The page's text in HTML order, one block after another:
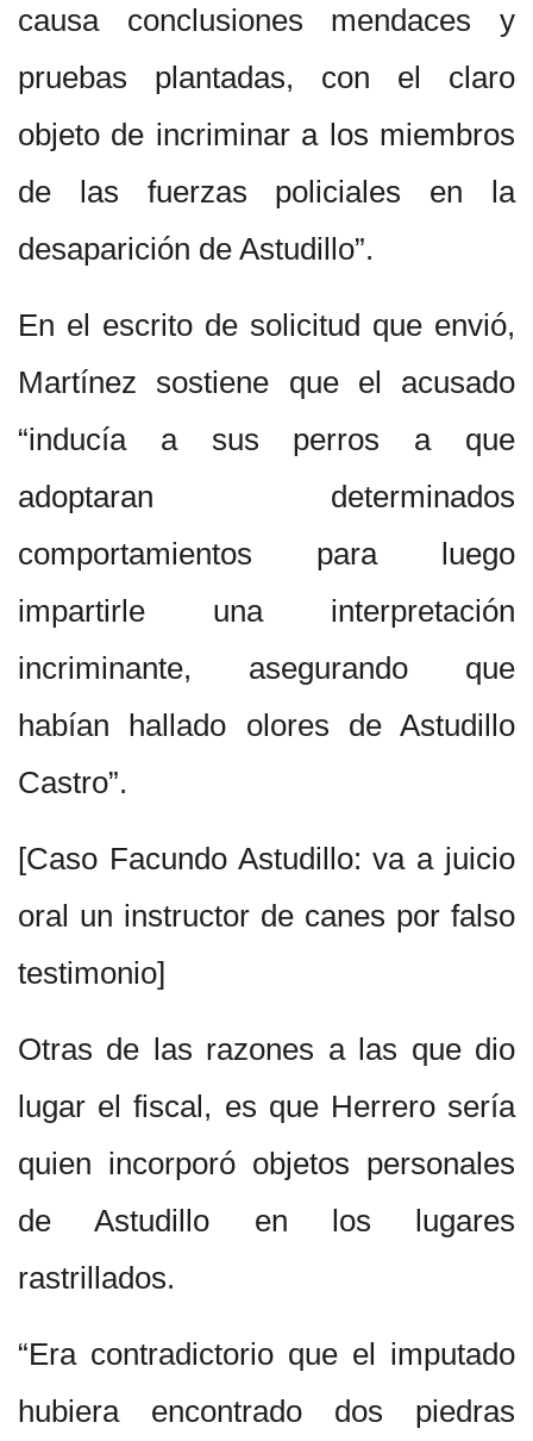
causa conclusiones mendaces y
pruebas plantadas, con el claro
objeto de incriminar a los miembros
de las fuerzas policiales en la
desaparición de Astudillo”.
En el escrito de solicitud que envió,
Martínez sostiene que el acusado
“inducía a sus perros a que
adoptaran determinados
comportamientos para luego
impartirle una interpretación
incriminante, asegurando que
habían hallado olores de Astudillo
Castro”.
[Caso Facundo Astudillo: va a juicio
oral un instructor de canes por falso
testimonio]
Otras de las razones a las que dio
lugar el fiscal, es que Herrero sería
quien incorporó objetos personales
de Astudillo en los lugares
rastrillados.
“Era contradictorio que el imputado
hubiera encontrado dos piedras